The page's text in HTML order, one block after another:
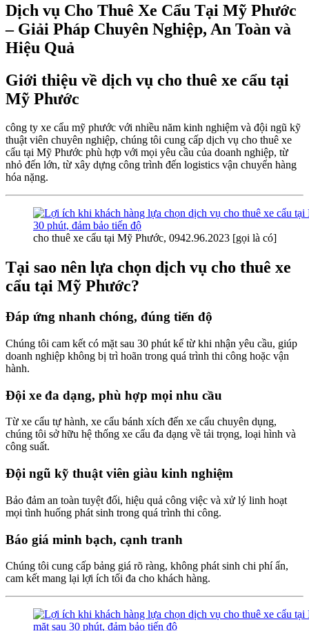
Dịch vụ Cho Thuê Xe Cẩu Tại Mỹ Phước
– Giải Pháp Chuyên Nghiệp, An Toàn và
Hiệu Quả
Giới thiệu về dịch vụ cho thuê xe cẩu tại
Mỹ Phước
công ty xe cẩu mỹ phước với nhiều năm kinh nghiệm và đội ngũ kỹ
thuật viên chuyên nghiệp, chúng tôi cung cấp dịch vụ cho thuê xe
cẩu tại Mỹ Phước phù hợp với mọi yêu cầu của doanh nghiệp, từ
nhỏ đến lớn, từ xây dựng công trình đến logistics vận chuyển hàng
hóa nặng.
cho thuê xe cẩu tại Mỹ Phước, 0942.96.2023 [gọi là có]
Tại sao nên lựa chọn dịch vụ cho thuê xe
cẩu tại Mỹ Phước?
Đáp ứng nhanh chóng, đúng tiến độ
Chúng tôi cam kết có mặt sau 30 phút kể từ khi nhận yêu cầu, giúp
doanh nghiệp không bị trì hoãn trong quá trình thi công hoặc vận
hành.
Đội xe đa dạng, phù hợp mọi nhu cầu
Từ xe cẩu tự hành, xe cẩu bánh xích đến xe cẩu chuyên dụng,
chúng tôi sở hữu hệ thống xe cẩu đa dạng về tải trọng, loại hình và
công suất.
Đội ngũ kỹ thuật viên giàu kinh nghiệm
Bảo đảm an toàn tuyệt đối, hiệu quả công việc và xử lý linh hoạt
mọi tình huống phát sinh trong quá trình thi công.
Báo giá minh bạch, cạnh tranh
Chúng tôi cung cấp bảng giá rõ ràng, không phát sinh chi phí ẩn,
cam kết mang lại lợi ích tối đa cho khách hàng.